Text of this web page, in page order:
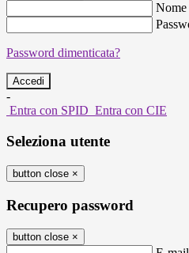
Nome
Password dimenticata?
-
Entra con SPID Entra con CIE
Seleziona utente
button close ×
Recupero password
button close ×